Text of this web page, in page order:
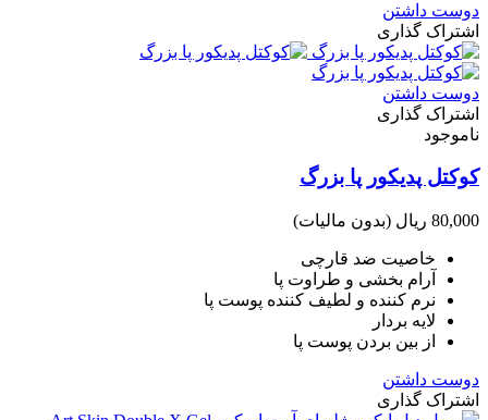
دوست داشتن
اشتراک گذاری
دوست داشتن
اشتراک گذاری
ناموجود
کوکتل پدیکور پا بزرگ
80,000 ریال (بدون مالیات)
خاصیت ضد قارچی
آرام بخشی و طراوت پا
نرم کننده و لطیف کننده پوست پا
لایه بردار
از بین بردن پوست پا
دوست داشتن
اشتراک گذاری